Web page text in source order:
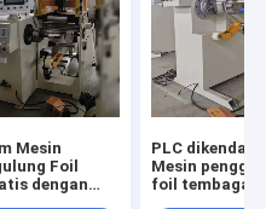
Mesin
Foil
dengan
PLC
Mesin
foil tembaga